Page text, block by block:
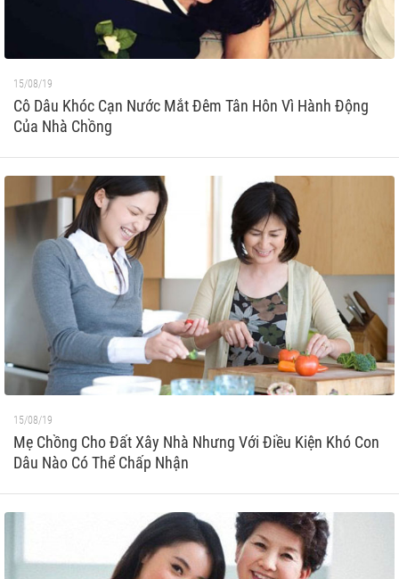
15/08/19
Cô Dâu Khóc Cạn Nước Mắt Đêm Tân Hôn Vì Hành Động
Của Nhà Chồng
15/08/19
Mẹ Chồng Cho Đất Xây Nhà Nhưng Với Điều Kiện Khó Con
Dâu Nào Có Thể Chấp Nhận